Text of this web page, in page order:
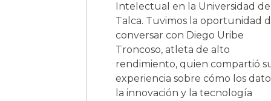
Intelectual en la Universidad de
Talca. Tuvimos la oportunidad
conversar con Diego Uribe
Troncoso, atleta de alto
rendimiento, quien compartió
experiencia sobre cómo los
la innovación y la tecnología